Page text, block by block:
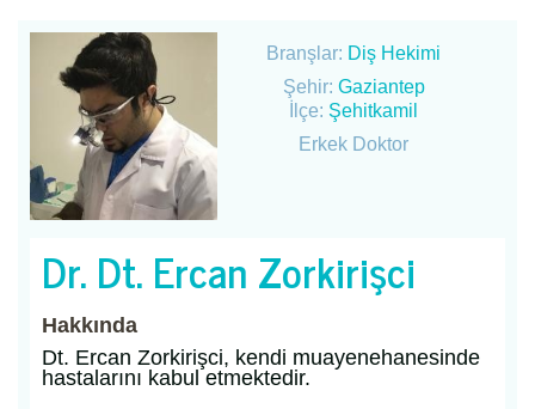
Branşlar: Diş Hekimi
Şehir: Gaziantep
İlçe: Şehitkamil
Erkek Doktor
Dr. Dt. Ercan Zorkirişci
Hakkında
Dt. Ercan Zorkirişci, kendi muayenehanesinde
hastalarını kabul etmektedir.